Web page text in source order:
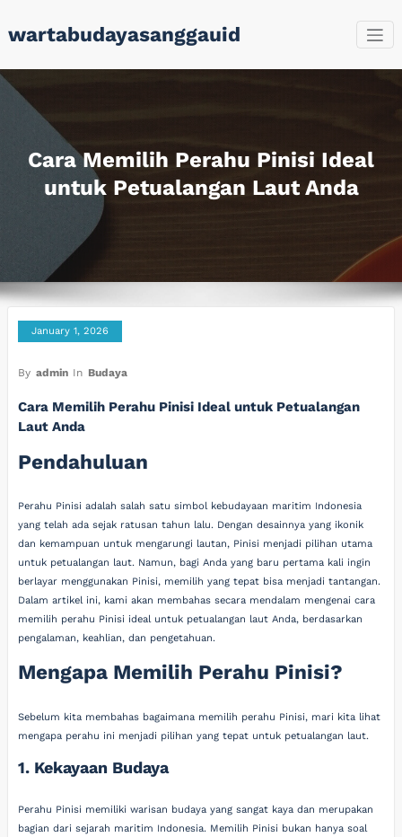
towartabudayasanggauid
Cara Memilih Perahu Pinisi Ideal
untuk Petualangan Laut Anda
January 1, 2026
By admin In Budaya
Cara Memilih Perahu Pinisi Ideal untuk Petualangan
Laut Anda
Pendahuluan
Perahu Pinisi adalah salah satu simbol kebudayaan maritim Indonesia
yang telah ada sejak ratusan tahun lalu. Dengan desainnya yang ikonik
dan kemampuan untuk mengarungi lautan, Pinisi menjadi pilihan utama
untuk petualangan laut. Namun, bagi Anda yang baru pertama kali ingin
berlayar menggunakan Pinisi, memilih yang tepat bisa menjadi tantangan.
Dalam artikel ini, kami akan membahas secara mendalam mengenai cara
memilih perahu Pinisi ideal untuk petualangan laut Anda, berdasarkan
pengalaman, keahlian, dan pengetahuan.
Mengapa Memilih Perahu Pinisi?
Sebelum kita membahas bagaimana memilih perahu Pinisi, mari kita lihat
mengapa perahu ini menjadi pilihan yang tepat untuk petualangan laut.
1. Kekayaan Budaya
Perahu Pinisi memiliki warisan budaya yang sangat kaya dan merupakan
bagian dari sejarah maritim Indonesia. Memilih Pinisi bukan hanya soal